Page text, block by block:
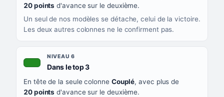
20 points d'avance sur le deuxième.
Un seul de nos modèles se détache, celui de la victoire.
Les deux autres colonnes ne le confirment pas.
NIVEAU 6
Dans le top 3, couleur verte
En tête de la seule colonne Couplé, avec plus de
20 points d'avance sur le deuxième.